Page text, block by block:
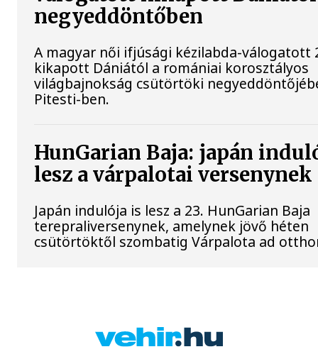
negyeddöntőben
A magyar női ifjúsági kézilabda-válogatott
kikapott Dániától a romániai korosztályos
világbajnokság csütörtöki
Pitesti-ben.
HunGarian Baja: japán
lesz a várpalotai versenynek
Japán indulója is lesz a 23. HunGarian Baja
terepraliversenynek, amelynek jövő héten
csütörtöktől szombatig Várpalota ad